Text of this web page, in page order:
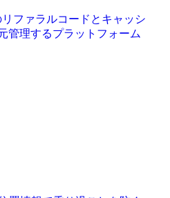
ファラルコードとキャッシ
管理するプラットフォーム